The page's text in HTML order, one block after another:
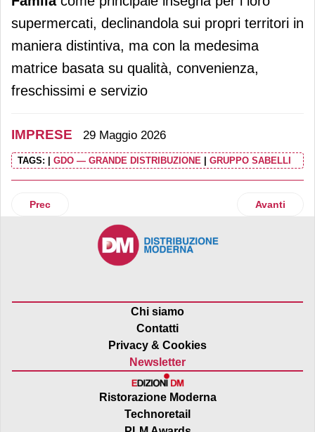
supermercati, declinandola sui propri territori in
maniera distintiva, ma con la medesima
matrice basata su qualità, convenienza,
freschissimi e servizio
IMPRESE 29 Maggio 2026
TAGS: GDO — GRANDE DISTRIBUZIONE GRUPPO SABELLI
Articolo precedente: Ferrarelle: ricavi a 250 milioni nel
Prec Articolo
Avanti
Chi siamo
Contatti
Privacy & Cookies
Newsletter
Ristorazione Moderna
Technoretail